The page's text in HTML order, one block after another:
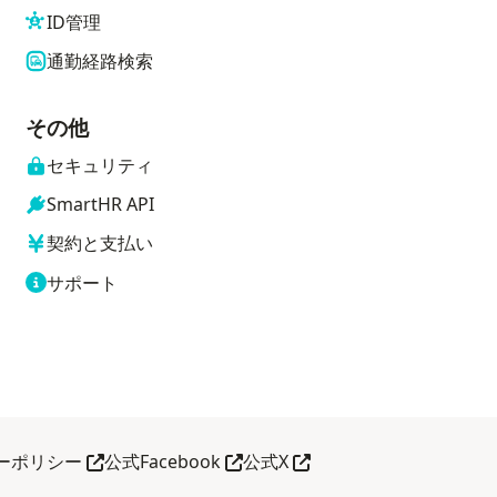
ID管理
通勤経路検索
その他
セキュリティ
SmartHR API
契約と支払い
サポート
ポリシー 別タブで開く
公式Facebook別タブで開く
公式X別タブで開く